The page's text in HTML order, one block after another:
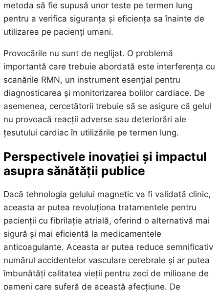
metoda să fie supusă unor teste pe termen lung
pentru a verifica siguranța și eficiența sa înainte de
utilizarea pe pacienți umani.
Provocările nu sunt de neglijat. O problemă
importantă care trebuie abordată este interferența cu
scanările RMN, un instrument esențial pentru
diagnosticarea și monitorizarea bolilor cardiace. De
asemenea, cercetătorii trebuie să se asigure că gelul
nu provoacă reacții adverse sau deteriorări ale
țesutului cardiac în utilizările pe termen lung.
Perspectivele inovației și impactul
asupra sănătății publice
Dacă tehnologia gelului magnetic va fi validată clinic,
aceasta ar putea revoluționa tratamentele pentru
pacienții cu fibrilație atrială, oferind o alternativă mai
sigură și mai eficientă la medicamentele
anticoagulante. Aceasta ar putea reduce semnificativ
numărul accidentelor vasculare cerebrale și ar putea
îmbunătăți calitatea vieții pentru zeci de milioane de
oameni care suferă de această afecțiune. De